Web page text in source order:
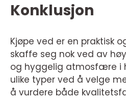
Konklusjon
Kjøpe ved er en praktisk
skaffe seg nok ved av
og hyggelig atmosfære i
ulike typer ved å velge
å vurdere både